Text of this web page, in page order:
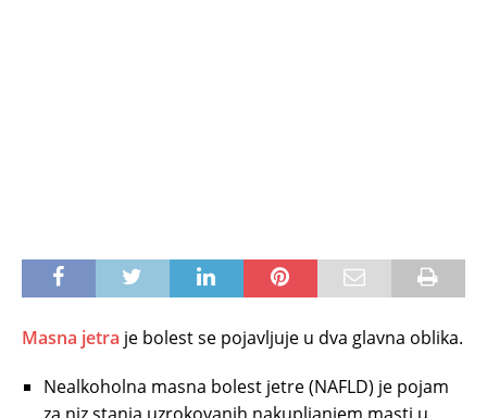
Masna jetra je bolest se pojavljuje u dva glavna oblika.
Nealkoholna masna bolest jetre (NAFLD) je pojam